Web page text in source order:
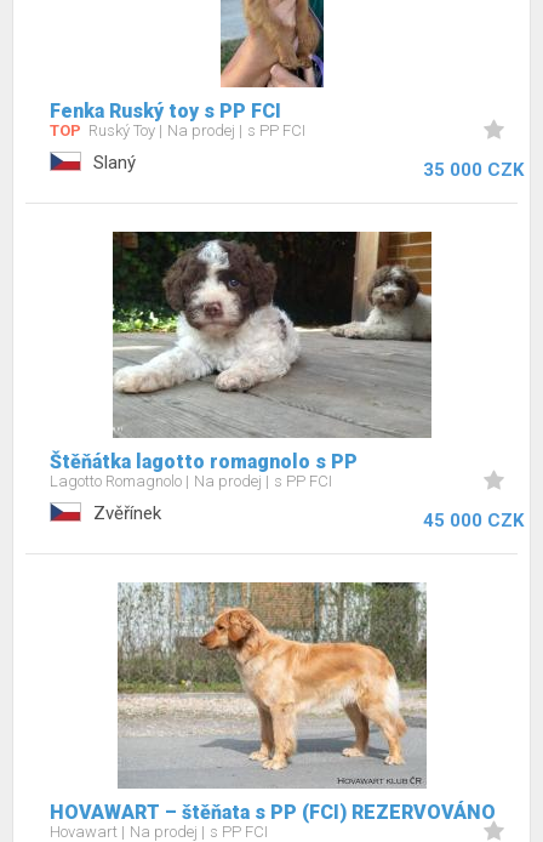
Fenka Ruský toy s PP FCI
TOP Ruský Toy Na prodej s PP FCI
Slaný 35 000 CZK
Štěňátka lagotto romagnolo s PP
Lagotto Romagnolo Na prodej s PP FCI
Zvěřínek 45 000 CZK
HOVAWART – štěňata s PP (FCI) REZERVOVÁNO
Hovawart Na prodej s PP FCI